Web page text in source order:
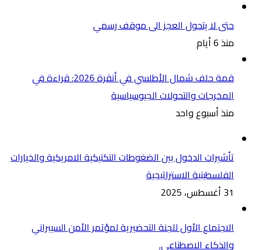
حتى لا يتحول العجز الى موقف رسمي
منذ 6 أيام
قمة حلف شمال الأطلسي في أنقرة 2026: قراءة في
المخرجات والتحولات الجيوسياسية
منذ أسبوع واحد
تأشيرات الدخول بين الضغوطات التكتيكية الامريكية والخيارات
الفلسطينية الاستراتيجية
31 أغسطس، 2025
الاجتماع الأول للجنة التحضيرية لمؤتمر الأمن السيبراني
والذكاء الاصطناعي.